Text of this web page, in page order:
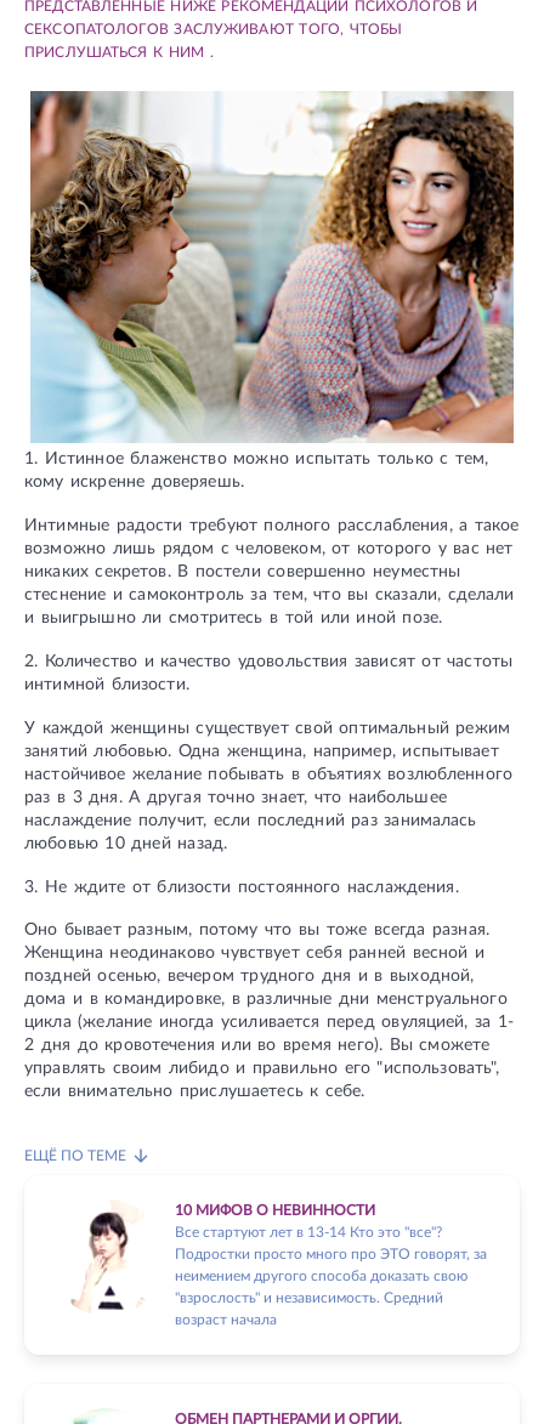
ПРЕДСТАВЛЕННЫЕ НИЖЕ РЕКОМЕНДАЦИИ ПСИХОЛОГОВ И
СЕКСОПАТОЛОГОВ ЗАСЛУЖИВАЮТ ТОГО, ЧТОБЫ
ПРИСЛУШАТЬСЯ К НИМ .
1. Истинное блаженство можно испытать только с тем,
кому искренне доверяешь.
Интимные радости требуют полного расслабления, а такое
возможно лишь рядом с человеком, от которого у вас нет
никаких секретов. В постели совершенно неуместны
стеснение и самоконтроль за тем, что вы сказали, сделали
и выигрышно ли смотритесь в той или иной позе.
2. Количество и качество удовольствия зависят от частоты
интимной близости.
У каждой женщины существует свой оптимальный режим
занятий любовью. Одна женщина, например, испытывает
настойчивое желание побывать в объятиях возлюбленного
раз в 3 дня. А другая точно знает, что наибольшее
наслаждение получит, если последний раз занималась
любовью 10 дней назад.
3. Не ждите от близости постоянного наслаждения.
Оно бывает разным, потому что вы тоже всегда разная.
Женщина неодинаково чувствует себя ранней весной и
поздней осенью, вечером трудного дня и в выходной,
дома и в командировке, в различные дни менструального
цикла (желание иногда усиливается перед овуляцией, за 1-
2 дня до кровотечения или во время него). Вы сможете
управлять своим либидо и правильно его "использовать",
если внимательно прислушаетесь к себе.
ЕЩЁ ПО ТЕМЕ
10 МИФОВ О НЕВИННОСТИ
Все стартуют лет в 13-14 Кто это "все"?
Подростки просто много про ЭТО говорят, за
неимением другого способа доказать свою
"взрослость" и независимость. Средний
возраст начала
ОБМЕН ПАРТНЕРАМИ И ОРГИИ.